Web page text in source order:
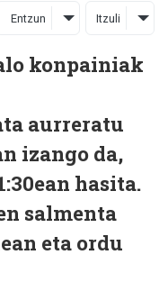
Entzun Itzuli
konpainiak
aurreratu
izango da,
hasita.
salmenta
eta ordu